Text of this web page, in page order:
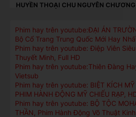
HUYỀN THOẠI CHU NGUYÊN CHƯƠNG
Phim hay trên youtube:ĐẠI ÁN
Bộ Cổ Trang Trung Quốc Mới Hay
Phim hay trên youtube: Điệp Viên
Thuyết Minh, Full HD
Phim hay trên youtube:Thiên Đàng
Vietsub
Phim hay trên youtube: BIỆT KÍCH MỸ
PHIM HÀNH ĐỘNG MỸ CHIẾU RẠP,
Phim hay trên youtube: BỘ TỘC
THẦN, Phim Hành Động Võ Thuật